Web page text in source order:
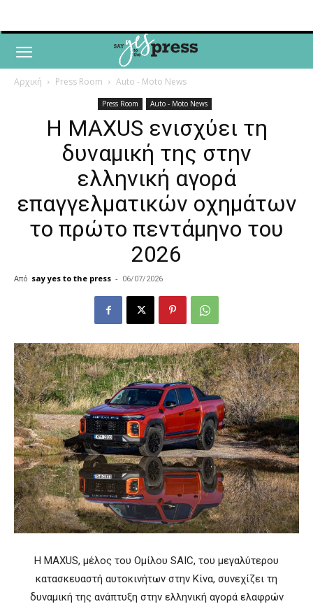
Αρχική Press Room Auto - Moto News
Press Room Auto - Moto News
Η MAXUS ενισχύει τη
δυναμική της στην
ελληνική αγορά
επαγγελματικών οχημάτων
το πρώτο πεντάμηνο του
2026
Από say yes to the press - 06/07/2026
Η MAXUS, μέλος του Ομίλου SAIC, του μεγαλύτερου
κατασκευαστή αυτοκινήτων στην Κίνα, συνεχίζει τη
δυναμική της ανάπτυξη στην ελληνική αγορά ελαφρών